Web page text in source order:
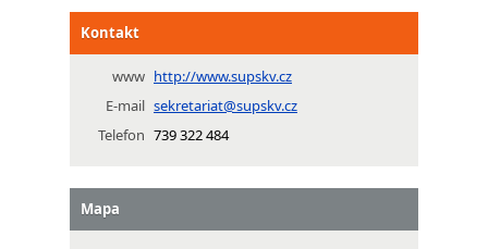
Kontakt
www http://www.supskv.cz
E-mail sekretariat@supskv.cz
Telefon 739 322 484
Mapa